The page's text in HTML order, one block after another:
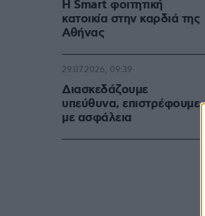
Η Smart φοιτητική
κατοικία στην καρδιά της
Αθήνας
Διασκεδάζουμε
υπεύθυνα, επιστρέφουμε
με ασφάλεια
29.07.2026, 09:39